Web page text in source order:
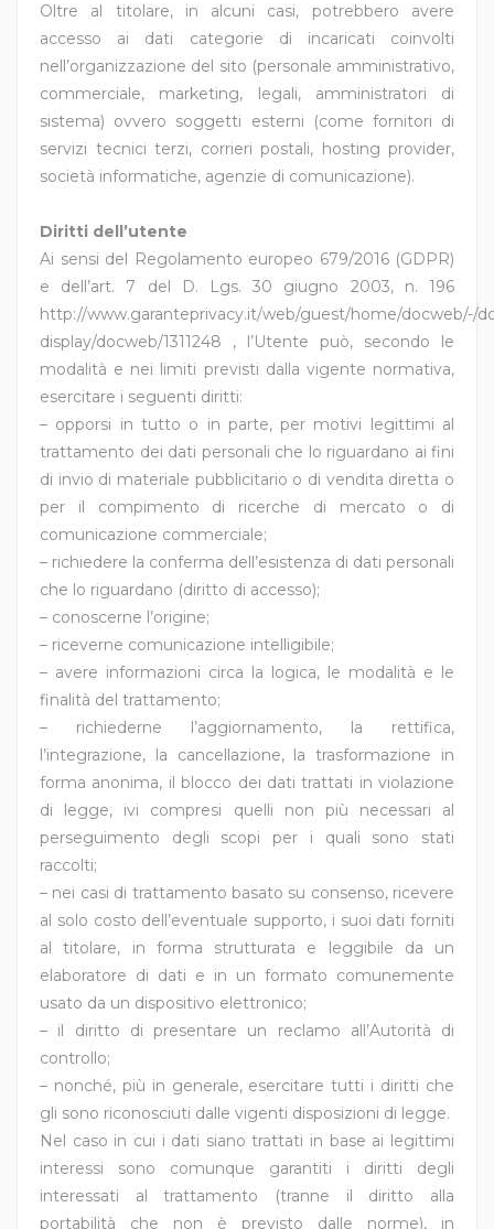
Oltre al titolare, in alcuni casi, potrebbero avere
accesso ai dati categorie di incaricati coinvolti
nell’organizzazione del sito (personale amministrativo,
commerciale, marketing, legali, amministratori di
sistema) ovvero soggetti esterni (come fornitori di
servizi tecnici terzi, corrieri postali, hosting provider,
società informatiche, agenzie di comunicazione).
Diritti dell’utente
Ai sensi del Regolamento europeo 679/2016 (GDPR)
e dell’art. 7 del D. Lgs. 30 giugno 2003, n. 196
http://www.garanteprivacy.it/web/guest/home/docweb/-/
display/docweb/1311248 , l’Utente può, secondo le
modalità e nei limiti previsti dalla vigente normativa,
esercitare i seguenti diritti:
– opporsi in tutto o in parte, per motivi legittimi al
trattamento dei dati personali che lo riguardano ai fini
di invio di materiale pubblicitario o di vendita diretta o
per il compimento di ricerche di mercato o di
comunicazione commerciale;
– richiedere la conferma dell’esistenza di dati personali
che lo riguardano (diritto di accesso);
– conoscerne l’origine;
– riceverne comunicazione intelligibile;
– avere informazioni circa la logica, le modalità e le
finalità del trattamento;
– richiederne l’aggiornamento, la rettifica,
l’integrazione, la cancellazione, la trasformazione in
forma anonima, il blocco dei dati trattati in violazione
di legge, ivi compresi quelli non più necessari al
perseguimento degli scopi per i quali sono stati
raccolti;
– nei casi di trattamento basato su consenso, ricevere
al solo costo dell’eventuale supporto, i suoi dati forniti
al titolare, in forma strutturata e leggibile da un
elaboratore di dati e in un formato comunemente
usato da un dispositivo elettronico;
– il diritto di presentare un reclamo all’Autorità di
controllo;
– nonché, più in generale, esercitare tutti i diritti che
gli sono riconosciuti dalle vigenti disposizioni di legge.
Nel caso in cui i dati siano trattati in base ai legittimi
interessi sono comunque garantiti i diritti degli
interessati al trattamento (tranne il diritto alla
portabilità che non è previsto dalle norme), in